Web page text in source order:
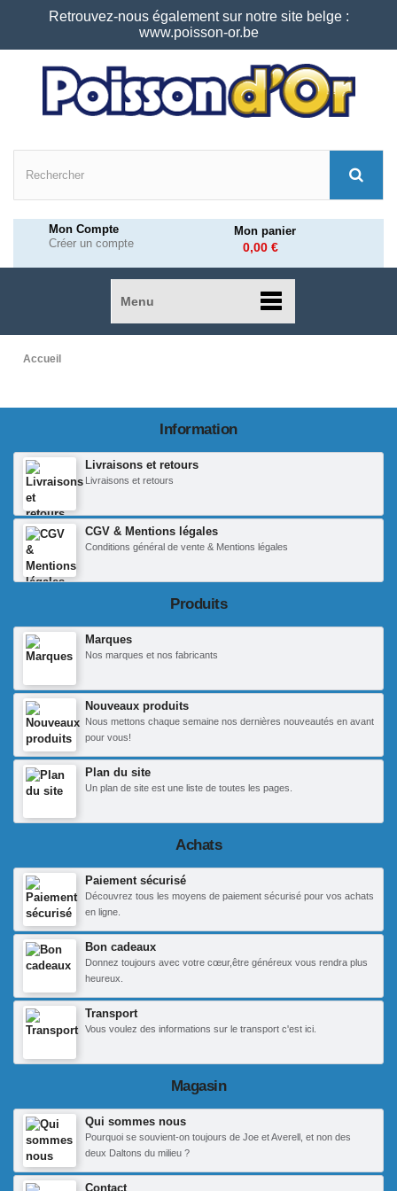
Retrouvez-nous également sur notre site belge :
www.poisson-or.be
Mon Compte
Créer un compte
Mon panier
0,00 €
Menu
Accueil
Information
Livraisons et retours
Livraisons et retours
CGV & Mentions légales
Conditions général de vente & Mentions légales
Produits
Marques
Nos marques et nos fabricants
Nouveaux produits
Nous mettons chaque semaine nos dernières nouveautés en avant
pour vous!
Plan du site
Un plan de site est une liste de toutes les pages.
Achats
Paiement sécurisé
Découvrez tous les moyens de paiement sécurisé pour vos achats
en ligne.
Bon cadeaux
Donnez toujours avec votre cœur,être généreux vous rendra plus
heureux.
Transport
Vous voulez des informations sur le transport c'est ici.
Magasin
Qui sommes nous
Pourquoi se souvient-on toujours de Joe et Averell, et non des
deux Daltons du milieu ?
Contact